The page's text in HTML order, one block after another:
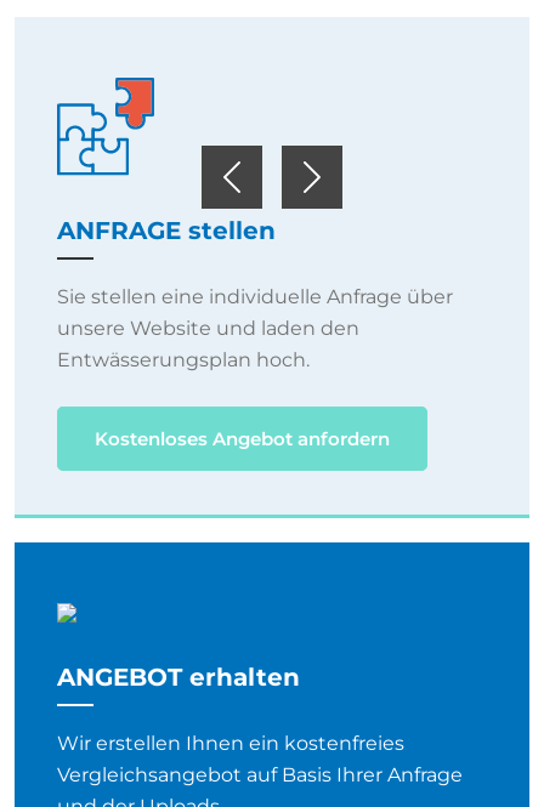
PreviousNext
ANFRAGE stellen
Sie stellen eine individuelle Anfrage über
unsere Website und laden den
Entwässerungsplan hoch.
Kostenloses Angebot anfordern
ANGEBOT erhalten
Wir erstellen Ihnen ein kostenfreies
Vergleichsangebot auf Basis Ihrer Anfrage